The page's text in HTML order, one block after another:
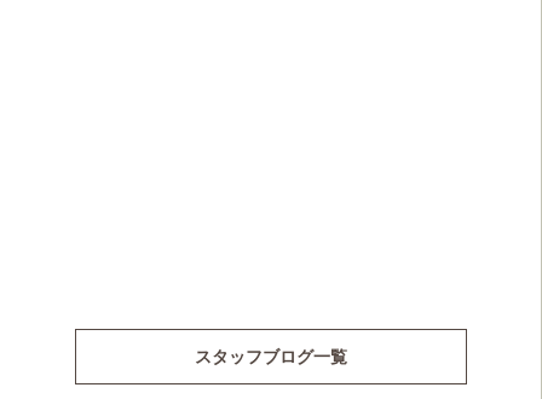
スタッフブログ一覧